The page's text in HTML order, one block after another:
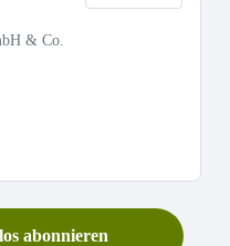
& Co.
abonnieren